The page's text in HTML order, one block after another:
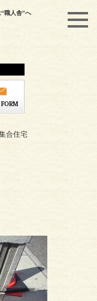
職人舎”へ
合住宅